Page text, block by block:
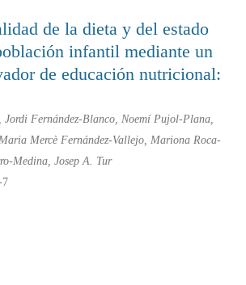
de la dieta y del estado
infantil mediante un
de educación nutricional:
Fernández-Blanco, Noemí Pujol-Plana,
Mercè Fernández-Vallejo, Mariona Roca-
Medina, Josep A. Tur
7